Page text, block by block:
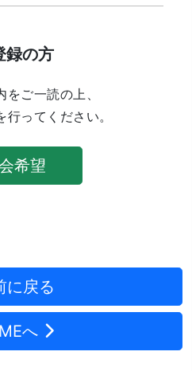
録の方
をご一読の上、
行ってください。
希望
に戻る
へ